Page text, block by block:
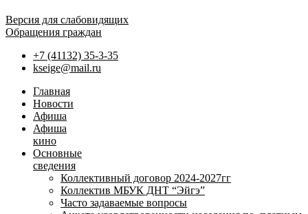
Версия для слабовидящих
Обращения граждан
+7 (41132) 35-3-35
kseige@mail.ru
Главная
Новости
Афиша
Афиша
кино
Основные
сведения
Коллективный договор 2024-2027гг
Коллектив МБУК ДНТ “Эйгэ”
Часто задаваемые вопросы